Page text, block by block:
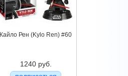
Кайло Рен (Kylo Ren) #60
1240 руб.